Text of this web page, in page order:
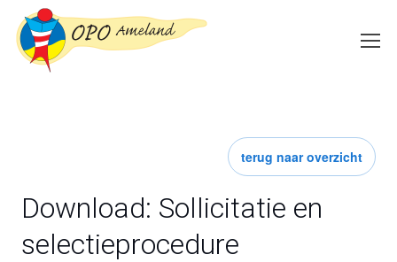
terug naar overzicht
Download: Sollicitatie en
selectieprocedure